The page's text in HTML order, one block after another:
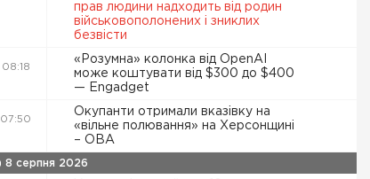
прав людини надходить від родин
військовополонених і зниклих
безвісти
08:18
«Розумна» колонка від OpenAI
може коштувати від $300 до $400
— Engadget
07:50
Окупанти отримали вказівку на
«вільне полювання» на Херсонщині
– ОВА
8 серпня 2026